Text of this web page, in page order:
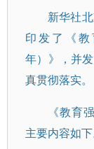
新华社
印发了《
年）》，并
真贯彻落实。
《教育
主要内容如下